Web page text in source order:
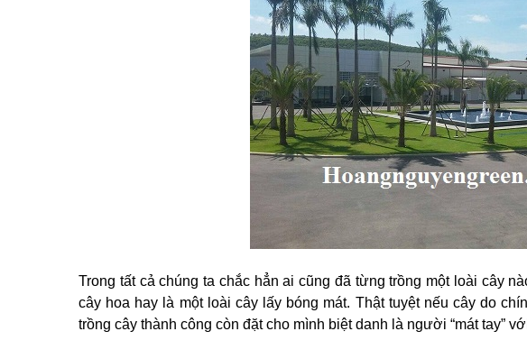
Trong tất cả chúng ta chắc hẳn ai cũng đã từng trồng một loài cây
cây hoa hay là một loài cây lấy bóng mát. Thật tuyệt nếu cây do
trồng cây thành công còn đặt cho mình biệt danh là người “mát tay”